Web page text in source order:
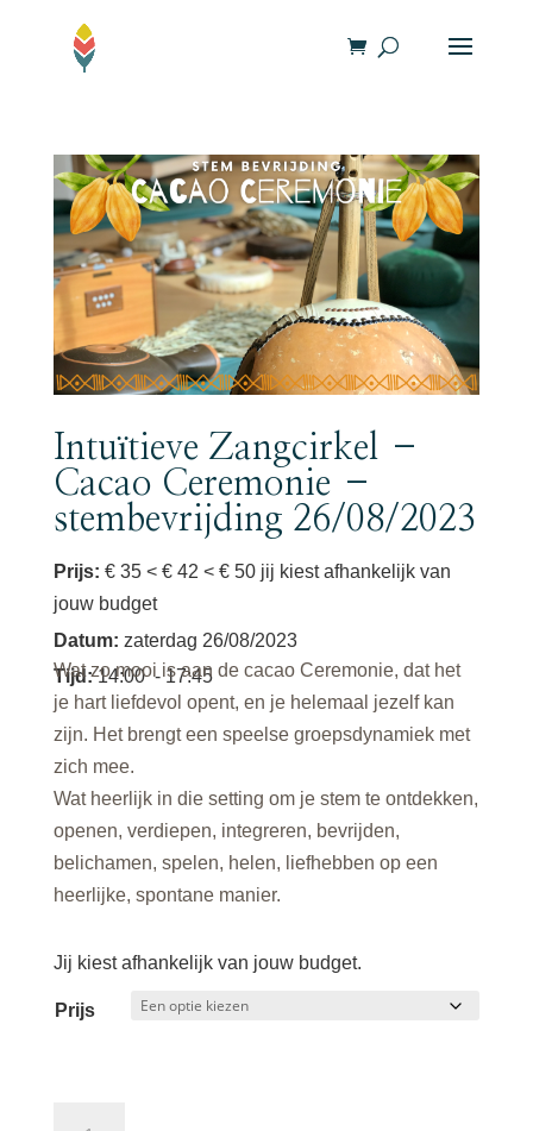
Intuïtieve Zangcirkel –
Cacao Ceremonie –
stembevrijding 26/08/2023
Prijs: € 35 < € 42 < € 50 jij kiest afhankelijk van
jouw budget
Datum: zaterdag 26/08/2023
Tijd:14:00 - 17:45
Wat zo mooi is aan de cacao Ceremonie, dat het
je hart liefdevol opent, en je helemaal jezelf kan
zijn. Het brengt een speelse groepsdynamiek met
zich mee.
Wat heerlijk in die setting om je stem te ontdekken,
openen, verdiepen, integreren, bevrijden,
belichamen, spelen, helen, liefhebben op een
heerlijke, spontane manier.
Jij kiest afhankelijk van jouw budget.
Prijs